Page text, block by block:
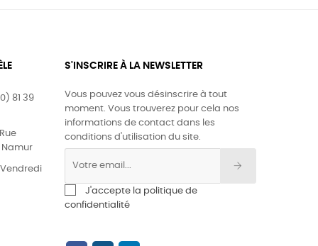
81 39
Namur
S'INSCRIRE À LA NEWSLETTER
Vous pouvez vous désinscrire à tout
moment. Vous trouverez pour cela nos
informations de contact dans les
conditions d'utilisation du site.
J'accepte la politique de
confidentialité